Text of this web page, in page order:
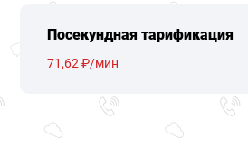
Посекундная тарификация
71,62 ₽/мин